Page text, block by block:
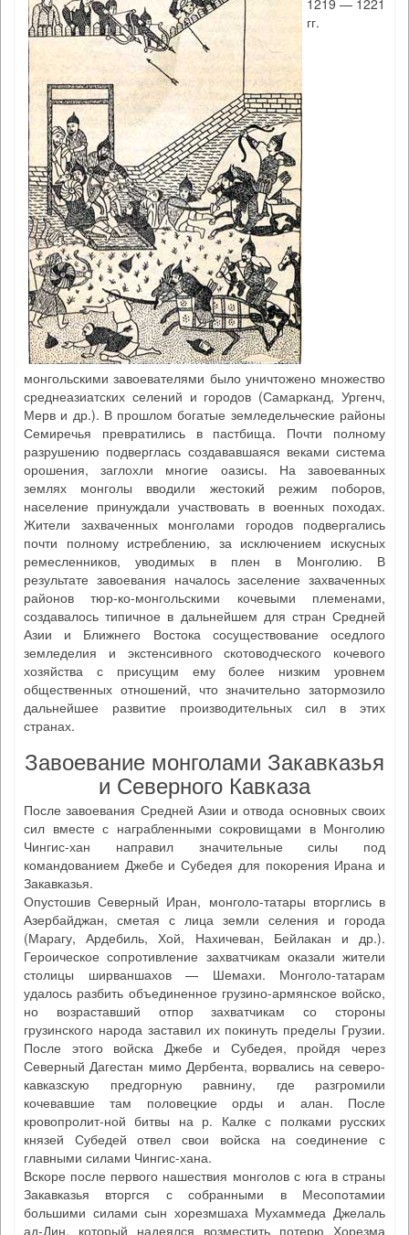
1219 — 1221
гг.
монгольскими завоевателями было уничтожено множество
среднеазиатских селений и городов (Самарканд, Ургенч,
Мерв и др.). В прошлом богатые земледельческие районы
Семиречья превратились в пастбища. Почти полному
разрушению подверглась создававшаяся веками система
орошения, заглохли многие оазисы. На завоеванных
землях монголы вводили жестокий режим поборов,
население принуждали участвовать в военных походах.
Жители захваченных монголами городов подвергались
почти полному истреблению, за исключением искусных
ремесленников, уводимых в плен в Монголию. В
результате завоевания началось заселение захваченных
районов тюр-ко-монгольскими кочевыми племенами,
создавалось типичное в дальнейшем для стран Средней
Азии и Ближнего Востока сосуществование оседлого
земледелия и экстенсивного скотоводческого кочевого
хозяйства с присущим ему более низким уровнем
общественных отношений, что значительно затормозило
дальнейшее развитие производительных сил в этих
странах.
Завоевание монголами Закавказья
и Северного Кавказа
После завоевания Средней Азии и отвода основных своих
сил вместе с награбленными сокровищами в Монголию
Чингис-хан направил значительные силы под
командованием Джебе и Субедея для покорения Ирана и
Закавказья.
Опустошив Северный Иран, монголо-татары вторглись в
Азербайджан, сметая с лица земли селения и города
(Марагу, Ардебиль, Хой, Нахичеван, Бейлакан и др.).
Героическое сопротивление захватчикам оказали жители
столицы ширваншахов — Шемахи. Монголо-татарам
удалось разбить объединенное грузино-армянское войско,
но возраставший отпор захватчикам со стороны
грузинского народа заставил их покинуть пределы Грузии.
После этого войска Джебе и Субедея, пройдя через
Северный Дагестан мимо Дербента, ворвались на северо-
кавказскую предгорную равнину, где разгромили
кочевавшие там половецкие орды и алан. После
кровопролит-ной битвы на р. Калке с полками русских
князей Субедей отвел свои войска на соединение с
главными силами Чингис-хана.
Вскоре после первого нашествия монголов с юга в страны
Закавказья вторгся с собранными в Месопотамии
большими силами сын хорезмшаха Мухаммеда Джелаль
ад-Дин, который надеялся возместить потерю Хорезма